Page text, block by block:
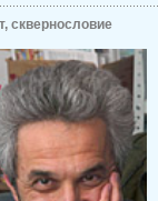
сквернословие